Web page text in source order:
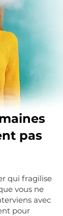
pas
qui fragilise
vous ne
avec
pour